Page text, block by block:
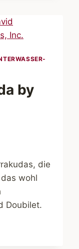
by
die
wohl
Doubilet.